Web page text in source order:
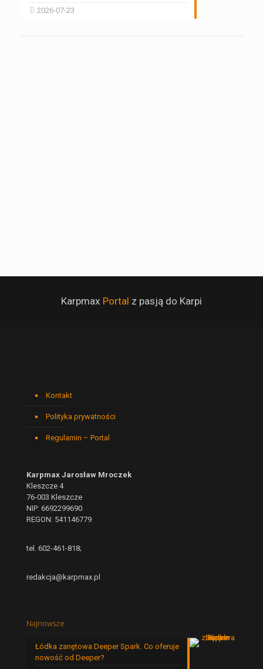
2026-07-23
Karpmax Portal z pasją do Karpi
Kontakt
Polityka prywatności
Regulamin – Portal
Karpmax Jarosław Mroczek
Kleszcze 4
76-003 Kleszcze
NIP: 6692299690
REGON: 541146779
tel. 602-461-818;
redakcja@karpmax.pl
Najnowsze
Łódka zanętowa Deeper Spark. Co oferuje
nowość od Deeper?